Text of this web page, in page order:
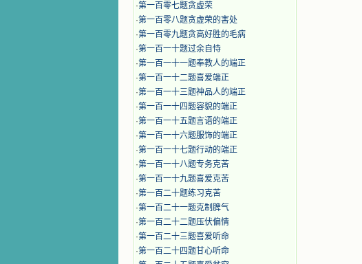
·第一百零七题贪虚荣
·第一百零八题贪虚荣的害处
·第一百零九题贪高好胜的毛病
·第一百一十题过余自恃
·第一百一十一题奉教人的端正
·第一百一十二题喜爱端正
·第一百一十三题神品人的端正
·第一百一十四题容貌的端正
·第一百一十五题言语的端正
·第一百一十六题服饰的端正
·第一百一十七题行动的端正
·第一百一十八题专务克苦
·第一百一十九题喜爱克苦
·第一百二十题练习克苦
·第一百二十一题克制脾气
·第一百二十二题压伏偏情
·第一百二十三题喜爱听命
·第一百二十四题甘心听命